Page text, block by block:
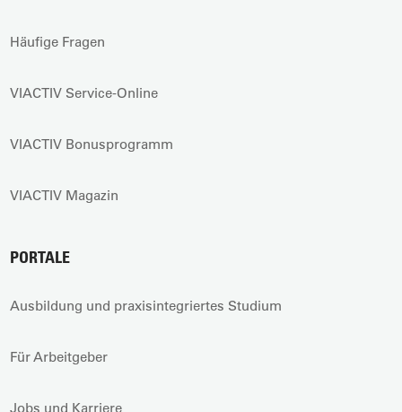
Häufige Fragen
VIACTIV Service-Online
VIACTIV Bonusprogramm
VIACTIV Magazin
PORTALE
Ausbildung und praxisintegriertes Studium
Für Arbeitgeber
Jobs und Karriere